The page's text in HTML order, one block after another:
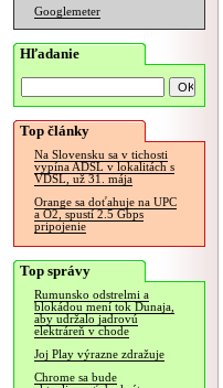
Googlemeter
Hľadanie
Top články
Na Slovensku sa v tichosti
vypína ADSL v lokalitách s
VDSL, už 31. mája
Orange sa doťahuje na UPC
a O2, spustí 2.5 Gbps
pripojenie
Top správy
Rumunsko odstrelmi a
blokádou mení tok Dunaja,
aby udržalo jadrovú
elektráreň v chode
Joj Play výrazne zdražuje
Chrome sa bude